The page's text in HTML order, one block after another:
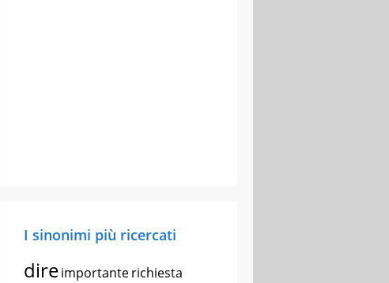
I sinonimi più ricercati
direimportanterichiesta